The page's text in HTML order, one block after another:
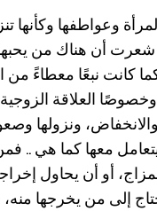
وعواطفها وكأنها
أن هناك من يحبها
كانت نبعًا معطاءً من
وخصوصًا العلاقة
والانخفاض، ونزولها
معها كما هي ..
أو أن يحاول
إلى من يخرجها